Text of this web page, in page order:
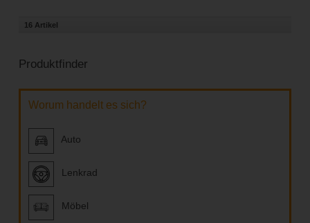
16 Artikel
Produktfinder
Worum handelt es sich?
Auto
Lenkrad
Möbel